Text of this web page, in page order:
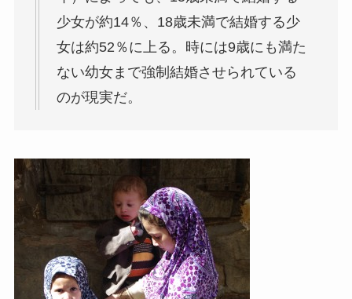
少女が約14％、18歳未満で結婚する少
女は約52％に上る。時には9歳にも満た
ない幼女まで強制結婚させられている
のが現実だ。